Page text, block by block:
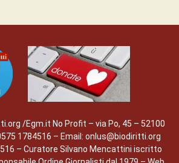
/Egm.it No Profit – via Po, 45 – 52100
1784516 – Email: onlus@biodiritti.org
– Curatore Silvano Mencattini iscritto